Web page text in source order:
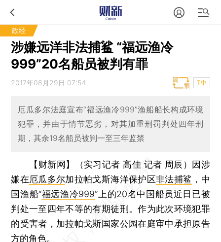
政经
涉嫌远洋非法捕鲨 “福远渔冷
999”20名船员被判有罪
2017年08月29日 07:54 T中
厄瓜多尔法庭宣布“福远渔冷999”渔船船长构成环境
犯罪，并由于情节恶劣，对其加重刑罚判处四年刑
期，其余19名船员被判一至三年监禁
【财新网】（实习记者 高佳 记者 周辰）
因涉
嫌在厄瓜多尔加拉帕戈斯海洋保护区非法捕鲨 ，中
国渔船“福远渔冷999”上的20名中国船员近日已被
判处一至四年不等的有期徒刑。作为此次环境犯罪
的受害者，加拉帕戈斯国家公园在庭审中承担原告
方的角色。